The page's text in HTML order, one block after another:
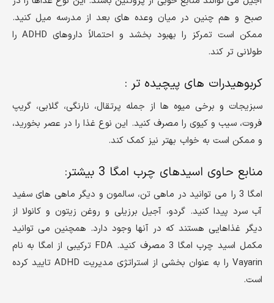
صبح و هم چنین در میان وعده های بعد از مدرسه میل کنید.
ممکن است تمرکز را بهبود بخشد و احتمالاً داروهای ADHD را
طولانی تر کند.
کربوهیدرات های پیچیده تر :
سبزیجات و برخی میوه ها از جمله پرتقال، نارنگی، گلابی، گریپ
فروت، سیب و کیوی را مصرف کنید. این نوع غذا را در عصر بخورید،
و ممکن است به خواب بهتر نیز کمک کند.
منابع حاوی اسیدهای چرب امگا 3 بیشتر:
امگا 3 را می توانید در ماهی تن، سالمون و دیگر ماهی های سفید
آب سرد پیدا کنید. گردو، آجیل برزیلی و روغن زیتون و کانولا از
دیگر غذاهایی هستند که در آنها وجود دارد. همچنین می توانید
مکمل اسید چرب امگا 3 مصرف کنید. FDA ترکیبی از امگا به نام
Vayarin را به عنوان بخشی از استراتژی مدیریت ADHD تایید کرده
است.